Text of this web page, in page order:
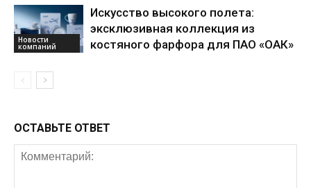
Новости
компаний
Искусство высокого полета:
эксклюзивная коллекция из
костяного фарфора для ПАО «ОАК»
ОСТАВЬТЕ ОТВЕТ